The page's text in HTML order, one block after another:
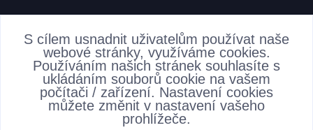
AKTUALITY
S cílem usnadnit uživatelům používat naše
webové stránky, využíváme cookies.
Používáním našich stránek souhlasíte s
ukládáním souborů cookie na vašem
počítači / zařízení. Nastavení cookies
můžete změnit v nastavení vašeho
prohlížeče.